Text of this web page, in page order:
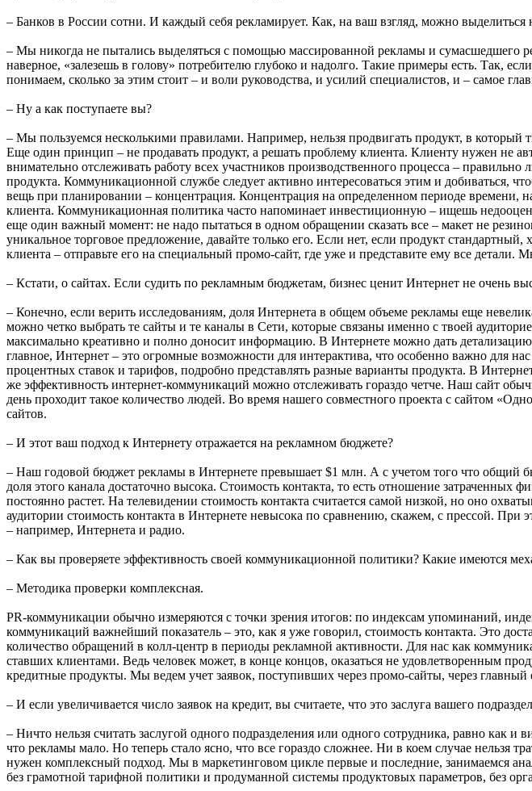
– Банков в России сотни. И каждый себя рекламирует. Как, на ваш взгляд, можно выделиться
– Мы никогда не пытались выделяться с помощью массированной рекламы и сумасшедшего
наверное, «залезешь в голову» потребителю глубоко и надолго. Такие примеры есть. Так,
понимаем, сколько за этим стоит – и воли руководства, и усилий специалистов, и – самое
– Ну а как поступаете вы?
– Мы пользуемся несколькими правилами. Например, нельзя продвигать продукт, в который
Еще один принцип – не продавать продукт, а решать проблему клиента. Клиенту нужен не
внимательно отслеживать работу всех участников производственного процесса –
продукта. Коммуникационной службе следует активно интересоваться этим и добиваться,
вещь при планировании – концентрация. Концентрация на определенном периоде времени,
клиента. Коммуникационная политика часто напоминает инвестиционную – ищешь
еще один важный момент: не надо пытаться в одном обращении сказать все – макет не
уникальное торговое предложение, давайте только его. Если нет, если продукт
клиента – отправьте его на специальный промо-сайт, где уже и представите ему все
– Кстати, о сайтах. Если судить по рекламным бюджетам, бизнес ценит Интернет не очень
– Конечно, если верить исследованиям, доля Интернета в общем объеме рекламы еще
можно четко выбрать те сайты и те каналы в Сети, которые связаны именно с твоей
максимально креативно и полно доносит информацию. В Интернете можно дать
главное, Интернет – это огромные возможности для интерактива, что особенно важно для
процентных ставок и тарифов, подробно представлять разные варианты продукта. В
же эффективность интернет-коммуникаций можно отслеживать гораздо четче. Наш сайт
день проходит такое количество людей. Во время нашего совместного проекта с сайтом
сайтов.
– И этот ваш подход к Интернету отражается на рекламном бюджете?
– Наш годовой бюджет рекламы в Интернете превышает $1 млн. А с учетом того что общий
доля этого канала достаточно высока. Стоимость контакта, то есть отношение затраченных
постоянно растет. На телевидении стоимость контакта считается самой низкой, но оно
аудитории стоимость контакта в Интернете невысока по сравнению, скажем, с прессой.
– например, Интернета и радио.
– Как вы проверяете эффективность своей коммуникационной политики? Какие имеются
– Методика проверки комплексная.
PR-коммуникации обычно измеряются с точки зрения итогов: по индексам упоминаний,
коммуникаций важнейший показатель – это, как я уже говорил, стоимость контакта. Это
количество обращений в колл-центр в периоды рекламной активности. Для нас как
ставших клиентами. Ведь человек может, в конце концов, оказаться не удовлетворенным
кредитные продукты. Мы ведем учет заявок, поступивших через промо-сайты, через главный
– И если увеличивается число заявок на кредит, вы считаете, что это заслуга вашего
– Ничто нельзя считать заслугой одного подразделения или одного сотрудника, равно как
что рекламы мало. Но теперь стало ясно, что все гораздо сложнее. Ни в коем случае нельзя
нужен комплексный подход. Мы в маркетинговом цикле первые и последние, занимаемся
без грамотной тарифной политики и продуманной системы продуктовых параметров, без